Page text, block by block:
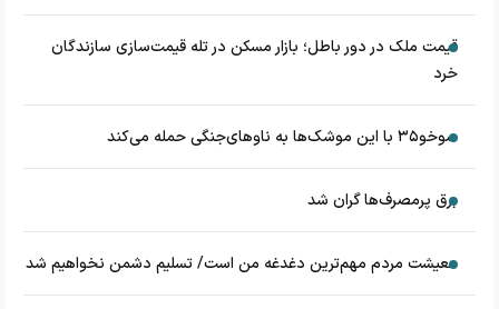
قیمت ملک در دور باطل؛ بازار مسکن در تله قیمت‌سازی سازندگان
خرد
سوخو۳۵ با این موشک‌ها به ناوهای‌جنگی حمله می‌کند
برق پرمصرف‌ها گران شد
معیشت مردم مهم‌ترین دغدغه من است/ تسلیم دشمن نخواهیم شد